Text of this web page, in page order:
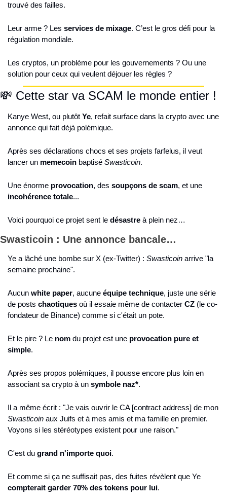
trouvé des failles.
Leur arme ? Les services de mixage. C’est le gros défi pour la
régulation mondiale.
Les cryptos, un problème pour les gouvernements ? Ou une
solution pour ceux qui veulent déjouer les règles ?
💸 Cette star va SCAM le monde entier !
Kanye West, ou plutôt Ye, refait surface dans la crypto avec une
annonce qui fait déjà polémique.
Après ses déclarations chocs et ses projets farfelus, il veut
lancer un memecoin baptisé Swasticoin.
Une énorme provocation, des soupçons de scam
incohérence totale...
Voici pourquoi ce projet sent le désastre à plein nez…
Swasticoin : Une annonce bancale…
Ye a lâché une bombe sur X (ex-Twitter) : Swasticoin arrive "la
semaine prochaine".
Aucun white paper, aucune équipe technique, juste une série
de posts chaotiques où il essaie même de contacter CZ (le co-
fondateur de Binance) comme si c'était un pote.
Et le pire ? Le nom du projet est une provocation pure et
simple.
Après ses propos polémiques, il pousse encore plus loin en
associant sa crypto à un symbole naz*.
Swasticoin aux Juifs et à mes amis et ma famille en premier.
Voyons si les stéréotypes existent pour une raison."
C'est du grand n'importe quoi.
compterait garder 70% des tokens pour lui.